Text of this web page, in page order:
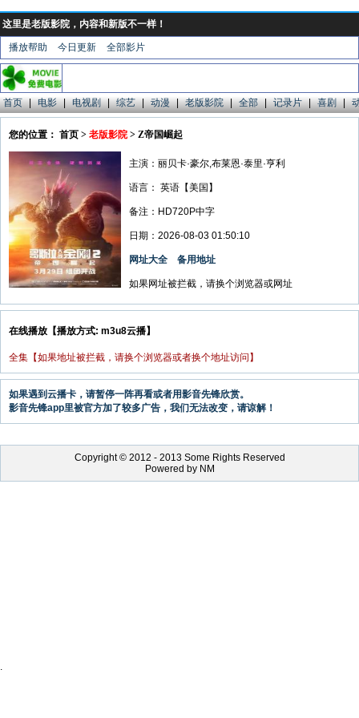
这里是老版影院，内容和新版不一样！
播放帮助 今日更新 全部影片
首页 | 电影 | 电视剧 | 综艺 | 动漫 | 老版影院 | 全部 | 记录片 | 喜剧 |
您的位置： 首页 > 老版影院 > Z帝国崛起
主演：丽贝卡·豪尔,布莱恩·泰里·亨利
语言： 英语【美国】
备注：HD720P中字
日期：2026-08-03 01:50:10
网址大全 备用地址
如果网址被拦截，请换个浏览器或网址
在线播放【播放方式: m3u8云播】
全集【如果地址被拦截，请换个浏览器或者换个地址访问】
如果遇到云播卡，请暂停一阵再看或者用影音先锋欣赏。
影音先锋app里被官方加了较多广告，我们无法改变，请谅解！
Copyright © 2012 - 2013 Some Rights Reserved
Powered by NM
.